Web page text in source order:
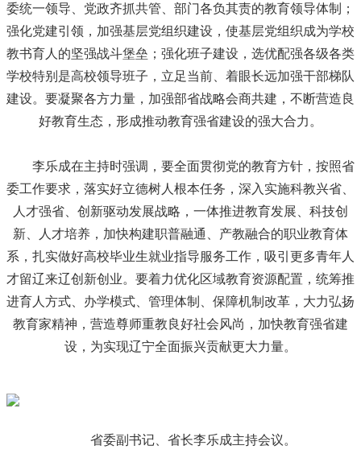
委统一领导、党政齐抓共管、部门各负其责的教育领导体制；
强化党建引领，加强基层党组织建设，使基层党组织成为学校
教书育人的坚强战斗堡垒；强化班子建设，选优配强各级各类
学校特别是高校领导班子，立足当前、着眼长远加强干部梯队
建设。要凝聚各方力量，加强部省战略会商共建，不断营造良
好教育生态，形成推动教育强省建设的强大合力。
李乐成在主持时强调，要全面贯彻党的教育方针，按照省
委工作要求，落实好立德树人根本任务，深入实施科教兴省、
人才强省、创新驱动发展战略，一体推进教育发展、科技创
新、人才培养，加快构建职普融通、产教融合的职业教育体
系，扎实做好高校毕业生就业指导服务工作，吸引更多青年人
才留辽来辽创新创业。要着力优化区域教育资源配置，统筹推
进育人方式、办学模式、管理体制、保障机制改革，大力弘扬
教育家精神，营造尊师重教良好社会风尚，加快教育强省建
设，为实现辽宁全面振兴贡献更大力量。
省委副书记、省长李乐成主持会议。